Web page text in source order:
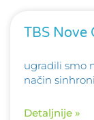
TBS Nove
ugradili smo
način
Detaljnije »